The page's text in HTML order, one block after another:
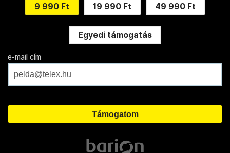
9 990 Ft 19 990 Ft 49 990 Ft
Egyedi támogatás
e-mail cím